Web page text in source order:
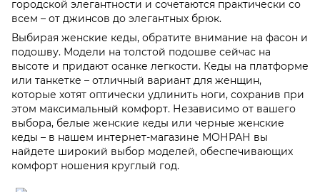
городской элегантности и сочетаются практически со
всем – от джинсов до элегантных брюк.
Выбирая женские кеды, обратите внимание на фасон и
подошву. Модели на толстой подошве сейчас на
высоте и придают осанке легкости. Кеды на платформе
или танкетке – отличный вариант для женщин,
которые хотят оптически удлинить ноги, сохранив при
этом максимальный комфорт. Независимо от вашего
выбора, белые женские кеды или черные женские
кеды – в нашем интернет-магазине МОНРАН вы
найдете широкий выбор моделей, обеспечивающих
комфорт ношения круглый год.